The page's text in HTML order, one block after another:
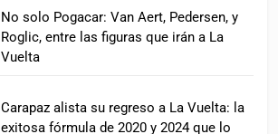
No solo Pogacar: Van Aert, Pedersen, y
Roglic, entre las figuras que irán a La
Vuelta
Carapaz alista su regreso a La Vuelta: la
exitosa fórmula de 2020 y 2024 que lo